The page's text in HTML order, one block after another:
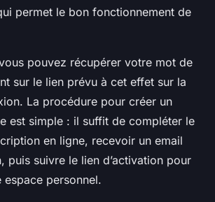
permet le bon fonctionnement de
pouvez récupérer votre mot de
sur le lien prévu à cet effet sur la
La procédure pour créer un
est simple : il suffit de compléter le
en ligne, recevoir un email
puis suivre le lien d’activation pour
personnel.